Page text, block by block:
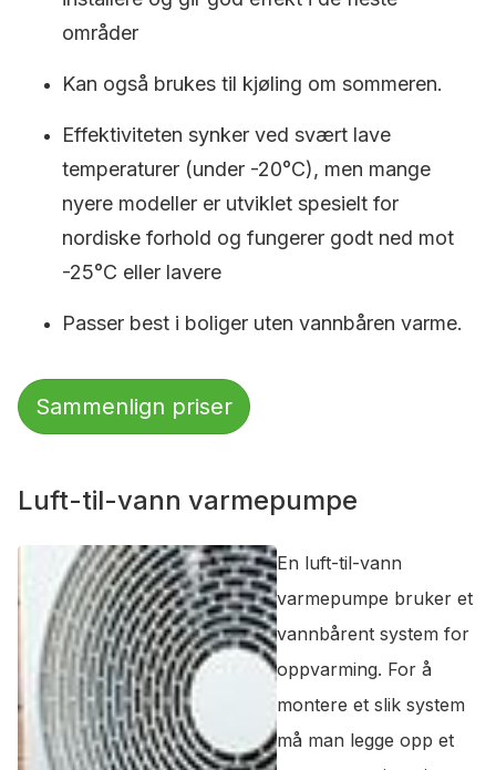
områder
Kan også brukes til kjøling om sommeren.
Effektiviteten synker ved svært lave
temperaturer (under -20°C), men mange
nyere modeller er utviklet spesielt for
nordiske forhold og fungerer godt ned mot
-25°C eller lavere
Passer best i boliger uten vannbåren varme.
Sammenlign priser
Luft-til-vann varmepumpe
En luft-til-vann
varmepumpe bruker et
vannbårent system for
oppvarming. For å
montere et slik system
må man legge opp et